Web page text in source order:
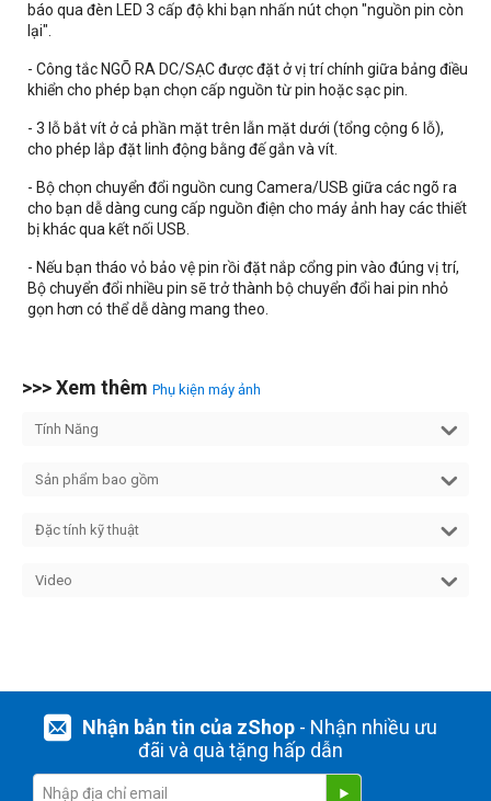
báo qua đèn LED 3 cấp độ khi bạn nhấn nút chọn "nguồn pin còn
lại".
- Công tắc NGÕ RA DC/SẠC được đặt ở vị trí chính giữa bảng điều
khiển cho phép bạn chọn cấp nguồn từ pin hoặc sạc pin.
- 3 lỗ bắt vít ở cả phần mặt trên lẫn mặt dưới (tổng cộng 6 lỗ),
cho phép lắp đặt linh động bằng đế gắn và vít.
- Bộ chọn chuyển đổi nguồn cung Camera/USB giữa các ngõ ra
cho bạn dễ dàng cung cấp nguồn điện cho máy ảnh hay các thiết
bị khác qua kết nối USB.
- Nếu bạn tháo vỏ bảo vệ pin rồi đặt nắp cổng pin vào đúng vị trí,
Bộ chuyển đổi nhiều pin sẽ trở thành bộ chuyển đổi hai pin nhỏ
gọn hơn có thể dễ dàng mang theo.
>>> Xem thêm Phụ kiện máy ảnh
Tính Năng
Sản phẩm bao gồm
Đặc tính kỹ thuật
Video
Nhận bản tin của zShop- Nhận nhiều ưu
đãi và quà tặng hấp dẫn